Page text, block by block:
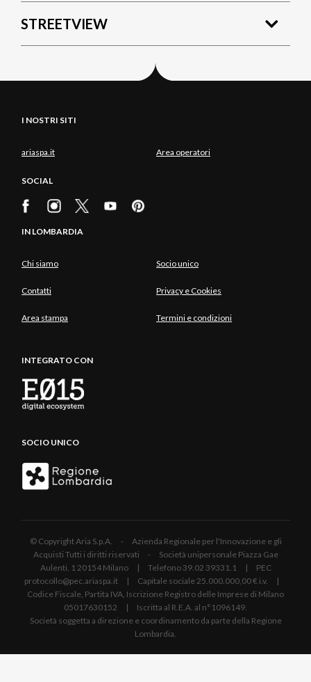
STREETVIEW
I NOSTRI SITI
ariaspa.it Area operatori
SOCIAL
IN LOMBARDIA
Chi siamo Socio unico
Contatti Privacy e Cookies
Area stampa Termini e condizioni
INTEGRATO CON
SOCIO UNICO
© Copyright Aria S.p.A. - Azienda Regionale per l'Innovazione e gli
Acquisti Tutti i diritti riservati - Società unipersonale Piazza Gae
Aulenti, 1 20154 Milano | Telefono 39.02 39331.1 | PEC
protocollo@pec.ariaspa.it | Capitale sociale 25.000.000,00 € i.v. |
Codice Fiscale, Partita IVA, Iscrizione Registro delle Imprese di Milano
05017630152 | Iscritta al R.E.A. al n°1096149.
Società soggetta a direzione e coordinamento da parte della Regione
Lombardia.